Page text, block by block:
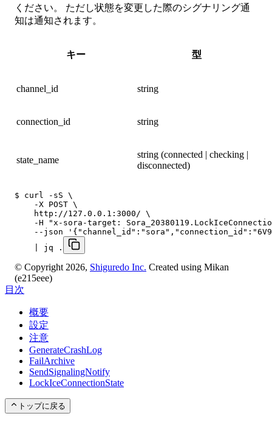
ください。 ただし状態を変更した際のシグナリング通
知は通知されます。
キー 型
channel_id string
connection_id string
state_name
string (connected | checking |
disconnected)
$ curl -sS \
    -X POST \
    http://127.0.0.1:3000/ \
-H "x-sora-target:
--json
    | jq .
© Copyright 2026, Shiguredo Inc. Created using Mikan
(e215eee)
目次
概要
設定
注意
GenerateCrashLog
FailArchive
SendSignalingNotify
LockIceConnectionState
トップに戻る